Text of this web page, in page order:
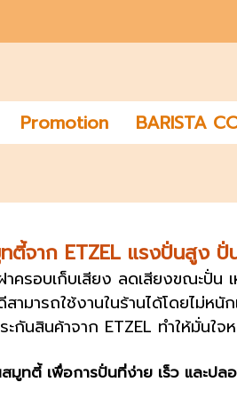
Promotion BARISTA
ตี้จาก ETZEL แรงปั่นสูง ปั่
าครอบเก็บเสียง ลดเสียงขณะปั่น
มารถใช้งานในร้านได้โดยไม่หนัก
ะกันสินค้าจาก ETZEL ทำให้มั่นใจ
สมูทตี้ เพื่อการปั่นที่ง่าย เร็ว และป